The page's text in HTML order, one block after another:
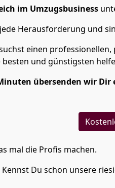
im Umzugsbusiness
Herausforderung und
einen
und günstigsten
übersenden wir Dir
mal die Profis machen.
Du schon unsere